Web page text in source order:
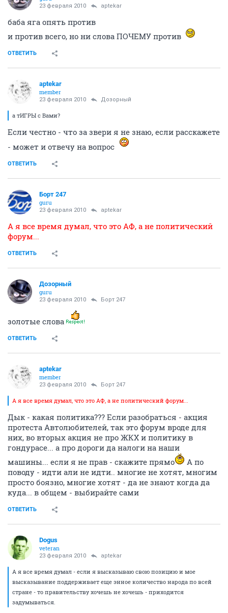
23 февраля 2010 aptekar
баба яга опять против
и против всего, но ни слова ПОЧЕМУ против
ОТВЕТИТЬ
aptekar
member
23 февраля 2010 Дозорный
а тИГРЫ с Вами?
Если честно - что за звери я не знаю, если расскажете
- может и отвечу на вопрос
ОТВЕТИТЬ
Борт 247
guru
23 февраля 2010 aptekar
А я все время думал, что это АФ, а не политический
форум...
ОТВЕТИТЬ
Дозорный
guru
23 февраля 2010 Борт 247
золотые слова
ОТВЕТИТЬ
aptekar
member
23 февраля 2010 Борт 247
А я все время думал, что это АФ, а не политический форум...
Дык - какая политика??? Если разобраться - акция
протеста Автолюбителей, так это форум вроде для
них, во вторых акция не про ЖКХ и политику в
гондурасе... а про дороги да налоги на наши
машины... если я не прав - скажите прямо
А по
поводу - идти али не идти.. многие не хотят, многим
просто боязно, многие хотят - да не знают когда да
куда... в общем - выбирайте сами
ОТВЕТИТЬ
Dogus
veteran
23 февраля 2010 aptekar
А я все время думал - если я высказываю свою позицию и мое
высказывание поддерживает еще энное количество народа по всей
стране - то правительству хочешь не хочешь - приходится
задумываться.